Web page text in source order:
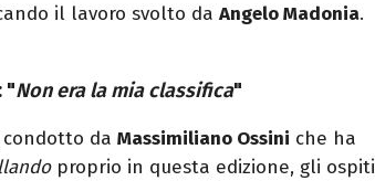
il lavoro svolto da Angelo Madonia.
"Non era la mia classifica"
condotto da Massimiliano Ossini che ha
proprio in questa edizione, gli ospiti